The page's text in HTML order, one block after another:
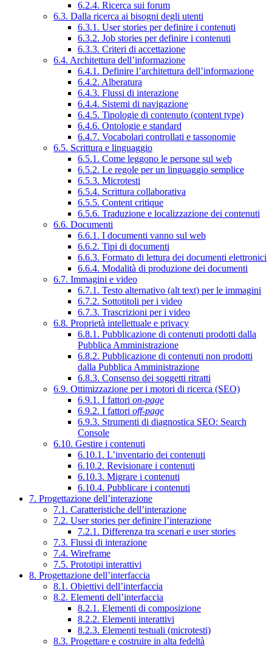
6.2.4. Ricerca sui forum
6.3. Dalla ricerca ai bisogni degli utenti
6.3.1. User stories per definire i contenuti
6.3.2. Job stories per definire i contenuti
6.3.3. Criteri di accettazione
6.4. Architettura dell’informazione
6.4.1. Definire l’architettura dell’informazione
6.4.2. Alberatura
6.4.3. Flussi di interazione
6.4.4. Sistemi di navigazione
6.4.5. Tipologie di contenuto (content type)
6.4.6. Ontologie e standard
6.4.7. Vocabolari controllati e tassonomie
6.5. Scrittura e linguaggio
6.5.1. Come leggono le persone sul web
6.5.2. Le regole per un linguaggio semplice
6.5.3. Microtesti
6.5.4. Scrittura collaborativa
6.5.5. Content critique
6.5.6. Traduzione e localizzazione dei contenuti
6.6. Documenti
6.6.1. I documenti vanno sul web
6.6.2. Tipi di documenti
6.6.3. Formato di lettura dei documenti elettronici
6.6.4. Modalità di produzione dei documenti
6.7. Immagini e video
6.7.1. Testo alternativo (alt text) per le immagini
6.7.2. Sottotitoli per i video
6.7.3. Trascrizioni per i video
6.8. Proprietà intellettuale e privacy
6.8.1. Pubblicazione di contenuti prodotti dalla
Pubblica Amministrazione
6.8.2. Pubblicazione di contenuti non prodotti
dalla Pubblica Amministrazione
6.8.3. Consenso dei soggetti ritratti
6.9. Ottimizzazione per i motori di ricerca (SEO)
6.9.1. I fattori on-page
6.9.2. I fattori off-page
6.9.3. Strumenti di diagnostica SEO: Search
Console
6.10. Gestire i contenuti
6.10.1. L’inventario dei contenuti
6.10.2. Revisionare i contenuti
6.10.3. Migrare i contenuti
6.10.4. Pubblicare i contenuti
7. Progettazione dell’interazione
7.1. Caratteristiche dell’interazione
7.2. User stories per definire l’interazione
7.2.1. Differenza tra scenari e user stories
7.3. Flussi di interazione
7.4. Wireframe
7.5. Prototipi interattivi
8. Progettazione dell’interfaccia
8.1. Obiettivi dell’interfaccia
8.2. Elementi dell’interfaccia
8.2.1. Elementi di composizione
8.2.2. Elementi interattivi
8.2.3. Elementi testuali (microtesti)
8.3. Progettare e costruire in alta fedeltà